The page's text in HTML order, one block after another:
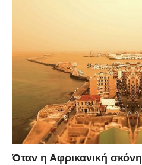
Όταν η Αφρικανική